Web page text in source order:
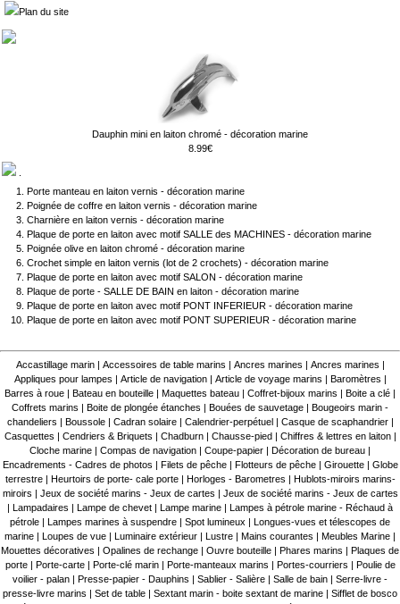
Plan du site
Dauphin mini en laiton chromé - décoration marine
8.99€
Porte manteau en laiton vernis - décoration marine
Poignée de coffre en laiton vernis - décoration marine
Charnière en laiton vernis - décoration marine
Plaque de porte en laiton avec motif SALLE des MACHINES - décoration marine
Poignée olive en laiton chromé - décoration marine
Crochet simple en laiton vernis (lot de 2 crochets) - décoration marine
Plaque de porte en laiton avec motif SALON - décoration marine
Plaque de porte - SALLE DE BAIN en laiton - décoration marine
Plaque de porte en laiton avec motif PONT INFERIEUR - décoration marine
Plaque de porte en laiton avec motif PONT SUPERIEUR - décoration marine
Accastillage marin| Accessoires de table marins | Ancres marines | Ancres marines |
Appliques pour lampes | Article de navigation| Article de voyage marins | Baromètres |
Barres à roue | Bateau en bouteille | Maquettes bateau | Coffret-bijoux marins | Boite a clé |
Coffrets marins | Boite de plongée étanches | Bouées de sauvetage | Bougeoirs marin -
chandeliers | Boussole| Cadran solaire| Calendrier-perpétuel| Casque de scaphandrier|
Casquettes | Cendriers & Briquets | Chadburn| Chausse-pied| Chiffres & lettres en laiton|
Cloche marine | Compas de navigation | Coupe-papier | Décoration de bureau |
Encadrements - Cadres de photos | Filets de pêche| Flotteurs de pêche| Girouette| Globe
terrestre| Heurtoirs de porte- cale porte| Horloges - Barometres | Hublots-miroirs marins-
miroirs | Jeux de société marins - Jeux de cartes | Jeux de société marins - Jeux de cartes
| Lampadaires | Lampe de chevet | Lampe marine | Lampes à pétrole marine - Réchaud à
pétrole | Lampes marines à suspendre | Spot lumineux | Longues-vues et télescopes de
marine | Loupes de vue | Luminaire extérieur | Lustre | Mains courantes | Meubles Marine |
Mouettes décoratives | Opalines de rechange | Ouvre bouteille | Phares marins | Plaques de
porte| Porte-carte| Porte-clé marin | Porte-manteaux marins | Portes-courriers | Poulie de
voilier - palan | Presse-papier - Dauphins | Sablier - Salière | Salle de bain | Serre-livre -
presse-livre marins | Set de table | Sextant marin - boite sextant de marine | Sifflet de bosco